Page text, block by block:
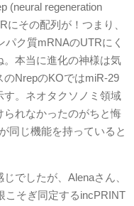
(neural regeneration
にその配列が！つまり、
パク質mRNAのUTRにく
。本当に進化の神様は気
のNrepのKOではmiR-29
。ネオタクソノミ領域
れなかったのがちと悔
同じ機能を持っていると
でしたが、Alenaさん、
こそぎ同定するincPRINT